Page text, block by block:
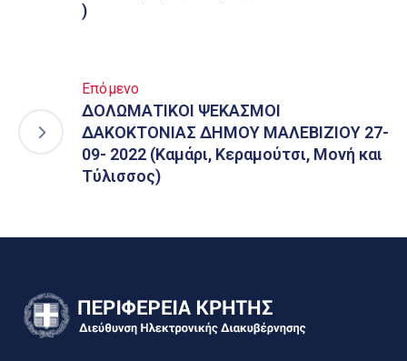
)
Επόμενο
ΔΟΛΩΜΑΤΙΚΟΙ ΨΕΚΑΣΜΟΙ
ΔΑΚΟΚΤΟΝΙΑΣ ΔΗΜΟΥ ΜΑΛΕΒΙΖΙΟΥ 27-
09- 2022 (Καμάρι, Κεραμούτσι, Μονή και
Τύλισσος)